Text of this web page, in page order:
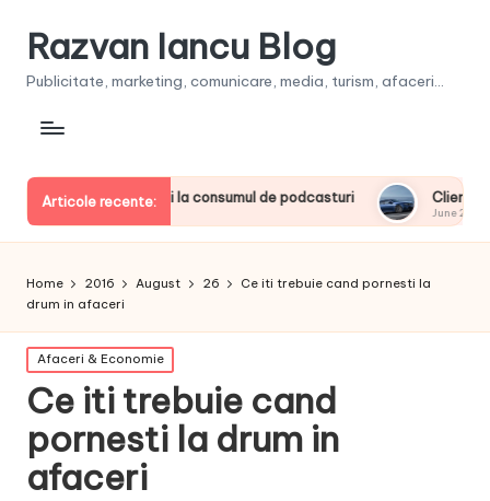
Razvan Iancu Blog
Publicitate, marketing, comunicare, media, turism, afaceri...
Articole recente:
europeni la consumul de podcasturi Clienţii își vor
June 20, 2026
Home 2016 August 26
Ce iti trebuie cand pornesti la
drum in afaceri
Posted
in
Afaceri & Economie
Ce iti trebuie cand
pornesti la drum in
afaceri